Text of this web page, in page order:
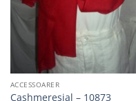
ACCESSOARER
Cashmeresjal – 10873